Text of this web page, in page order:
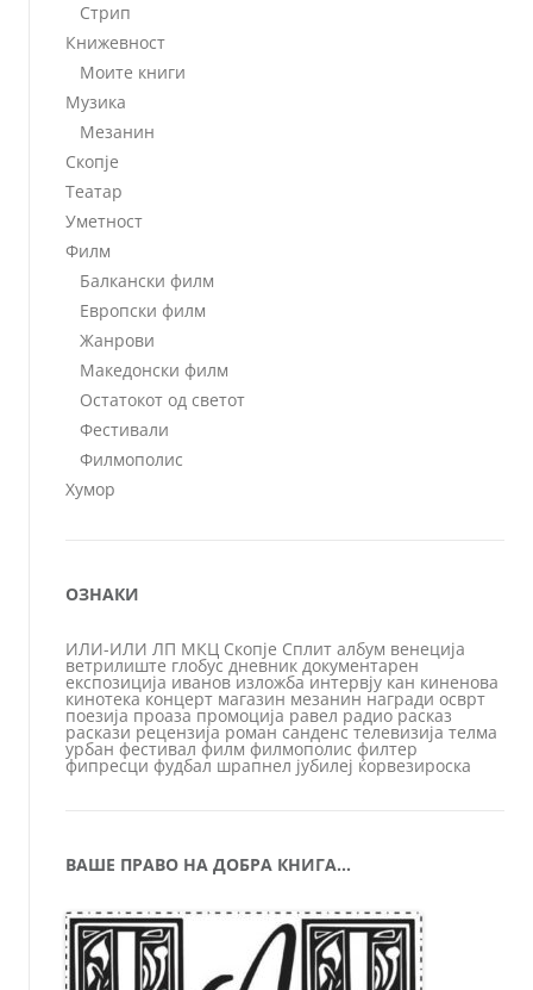
Стрип
Книжевност
Моите книги
Музика
Мезанин
Скопје
Театар
Уметност
Филм
Балкански филм
Европски филм
Жанрови
Македонски филм
Остатокот од светот
Фестивали
Филмополис
Хумор
ОЗНАКИ
ИЛИ-ИЛИ ЛП МКЦ Скопје Сплит албум венеција
ветрилиште глобус дневник документарен
експозиција иванов изложба интервју кан киненова
кинотека концерт магазин мезанин награди осврт
поезија проаза промоција равел радио расказ
раскази рецензија роман санденс телевизија телма
урбан фестивал филм филмополис филтер
фипресци фудбал шрапнел јубилеј ќорвезироска
ВАШЕ ПРАВО НА ДОБРА КНИГА…